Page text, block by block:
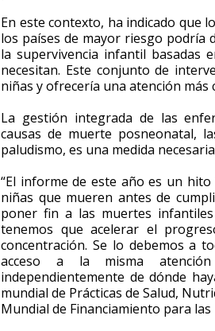
En este contexto, ha indicado que
los países de mayor riesgo podría
la supervivencia infantil basadas
necesitan. Este conjunto de
niñas y ofrecería una atención más
La gestión integrada de las
causas de muerte posneonatal,
paludismo, es una medida
“El informe de este año es un
niñas que mueren antes de
poner fin a las muertes
tenemos que acelerar el
concentración. Se lo debemos a
acceso a la misma
independientemente de dónde
mundial de Prácticas de Salud,
Mundial de Financiamiento para